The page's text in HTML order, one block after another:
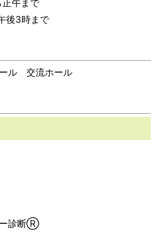
午まで
後3時まで
ル 交流ホール
ー診断Ⓡ